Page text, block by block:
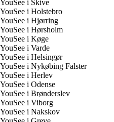
YouSee i Skive
YouSee i Holstebro
YouSee i Hjørring
YouSee i Hørsholm
YouSee i Køge
YouSee i Varde
YouSee i Helsingør
YouSee i Nykøbing Falster
YouSee i Herlev
YouSee i Odense
YouSee i Brønderslev
YouSee i Viborg
YouSee i Nakskov